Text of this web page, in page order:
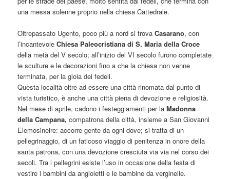
una messa solenne proprio nella chiesa Cattedrale.
Oltrepassato Ugento, poco più a nord si trovaCasarano, con
l’incantevoleChiesa Paleocristiana di S. Maria della Croce
della metà del V secolo; all’inizio del VI secolo furono completate
le sculture e le decorazioni fino a che la chiesa non venne
terminata, per la gioia dei fedeli.
Questa località oltre ad essere una città rinomata dal punto di
vista turistico, è anche una città piena di devozione e religiosità.
Nel mese di aprile, cadono i festeggiamenti per laMadonna
della Campana,compatrona della città, insieme a San Giovanni
Elemosineire: accorre gente da ogni dove; si tratta di un
pellegrinaggio, di un faticoso viaggio di penitenza in onore della
santa patrona, con una devozione cresciuta via via nel corso dei
secoli. Tra i pellegrini esiste l’uso in occasione della festa di
vestire i bambini da angioletti e le bambine da verginelle.